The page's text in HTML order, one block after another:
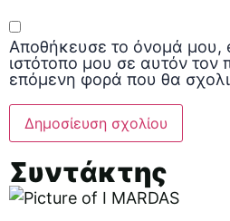
Αποθήκευσε το όνομά μου,
ιστότοπο μου σε αυτόν τον
επόμενη φορά που θα
Συντάκτης